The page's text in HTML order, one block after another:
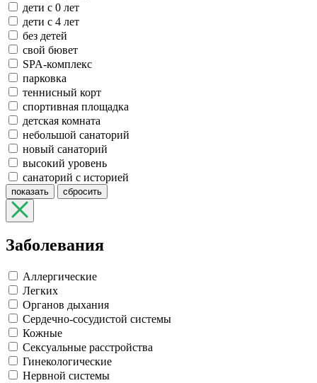
дети с 0 лет
дети с 4 лет
без детей
свой бювет
SPA-комплекс
парковка
теннисный корт
спортивная площадка
детская комната
небольшой санаторий
новый санаторий
высокий уровень
санаторий с историей
показать сбросить
Заболевания
Аллергические
Легких
Органов дыхания
Сердечно-сосудистой системы
Кожные
Сексуальные расстройства
Гинекологические
Нервной системы